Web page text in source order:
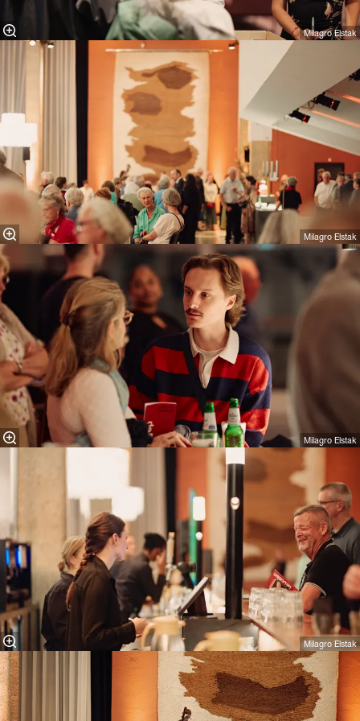
Milagro Elstak
Milagro Elstak
Milagro Elstak
Milagro Elstak